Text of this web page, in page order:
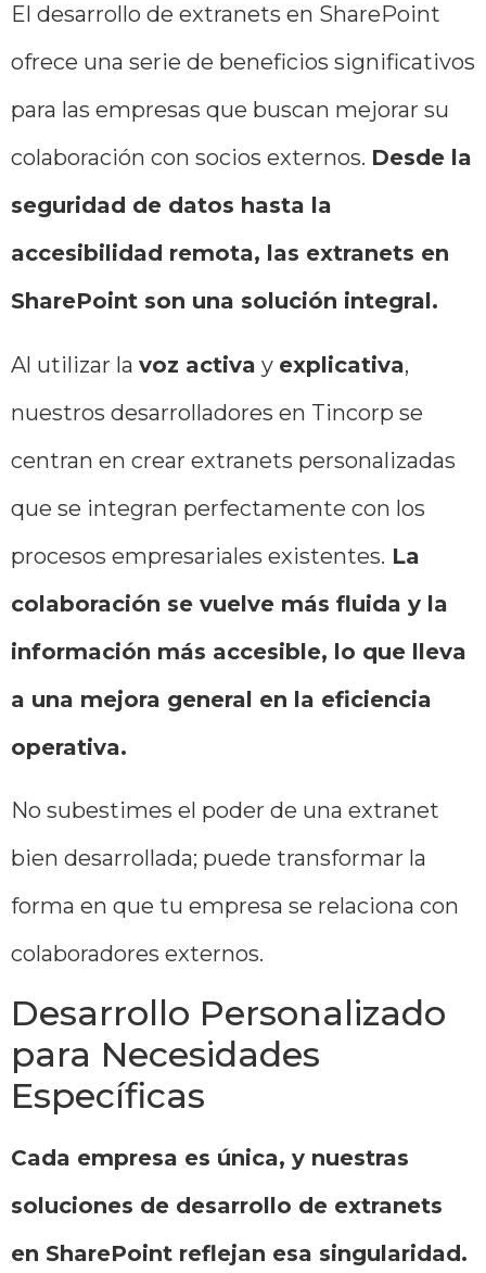
El desarrollo de extranets en SharePoint
ofrece una serie de beneficios significativos
para las empresas que buscan mejorar su
colaboración con socios externos. Desde la
seguridad de datos hasta la
accesibilidad remota, las extranets en
SharePoint son una solución integral.
Al utilizar la voz activa y explicativa,
nuestros desarrolladores en Tincorp se
centran en crear extranets personalizadas
que se integran perfectamente con los
procesos empresariales existentes. La
colaboración se vuelve más fluida y la
información más accesible, lo que lleva
a una mejora general en la eficiencia
operativa.
No subestimes el poder de una extranet
bien desarrollada; puede transformar la
forma en que tu empresa se relaciona con
colaboradores externos.
Desarrollo Personalizado
para Necesidades
Específicas
Cada empresa es única, y nuestras
soluciones de desarrollo de extranets
en SharePoint reflejan esa singularidad.